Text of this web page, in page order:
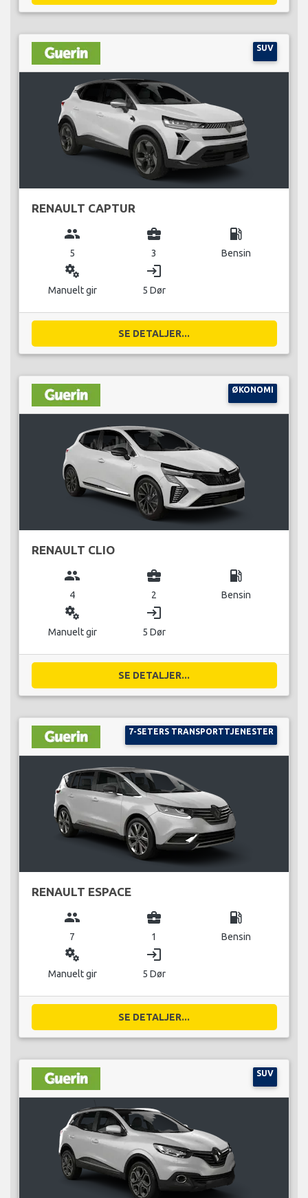
SUV
RENAULT CAPTUR
group
5
business_center
3
local_gas_station
Bensin
miscellaneous_services
Manuelt gir
login
5 Dør
SE DETALJER...
ØKONOMI
RENAULT CLIO
group
4
business_center
2
local_gas_station
Bensin
miscellaneous_services
Manuelt gir
login
5 Dør
SE DETALJER...
7-SETERS TRANSPORTTJENESTER
RENAULT ESPACE
group
7
business_center
1
local_gas_station
Bensin
miscellaneous_services
Manuelt gir
login
5 Dør
SE DETALJER...
SUV